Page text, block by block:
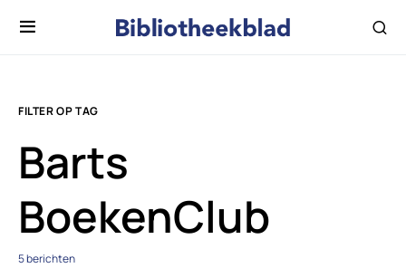
FILTER OP TAG
Barts
BoekenClub
5 berichten